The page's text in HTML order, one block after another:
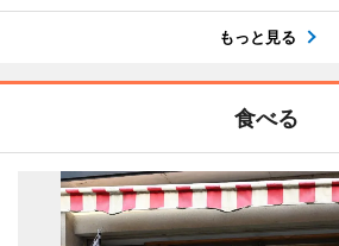
もっと見る
食べる